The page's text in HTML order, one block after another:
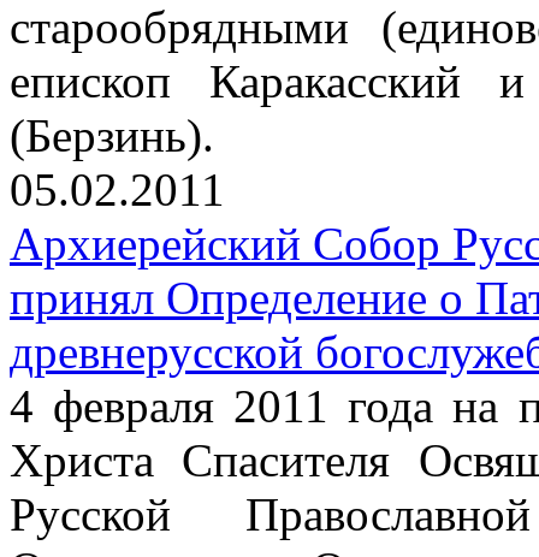
старообрядными
епископ Каракасский
(Берзинь).
05.02.2011
Архиерейский Собор
принял Определение о
древнерусской
4 февраля 2011 года
Христа Спасителя
Русской